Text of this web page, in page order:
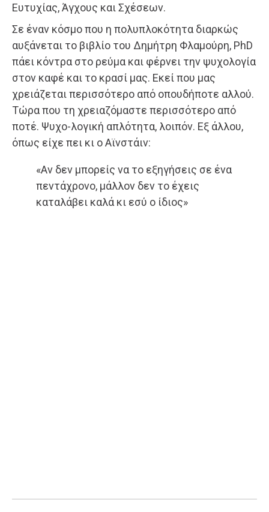
Ευτυχίας, Άγχους και Σχέσεων.
Σε έναν κόσμο που η πολυπλοκότητα διαρκώς
αυξάνεται το βιβλίο του Δημήτρη Φλαμούρη, PhD
πάει κόντρα στο ρεύμα και φέρνει την ψυχολογία
στον καφέ και το κρασί μας. Εκεί που μας
χρειάζεται περισσότερο από οπουδήποτε αλλού.
Τώρα που τη χρειαζόμαστε περισσότερο από
ποτέ. Ψυχο-λογική απλότητα, λοιπόν. Εξ άλλου,
όπως είχε πει κι ο Αϊνστάιν:
«Αν δεν μπορείς να το εξηγήσεις σε ένα
πεντάχρονο, μάλλον δεν το έχεις
καταλάβει καλά κι εσύ ο ίδιος»